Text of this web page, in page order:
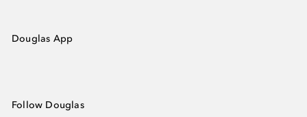
Douglas App
Follow Douglas